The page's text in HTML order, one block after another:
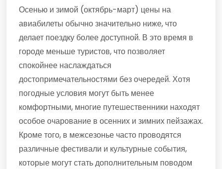
Осенью и зимой (октябрь-март) цены на
авиабилеты обычно значительно ниже, что
делает поездку более доступной. В это время в
городе меньше туристов, что позволяет
спокойнее наслаждаться
достопримечательностями без очередей. Хотя
погодные условия могут быть менее
комфортными, многие путешественники находят
особое очарование в осенних и зимних пейзажах.
Кроме того, в межсезонье часто проводятся
различные фестивали и культурные события,
которые могут стать дополнительным поводом